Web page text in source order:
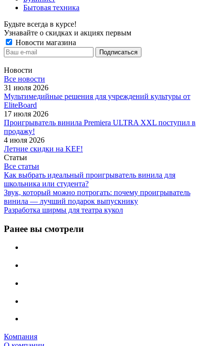
Бытовая техника
Будьте всегда в курсе!
Узнавайте о скидках и акциях первым
Новости магазина
Новости
Все новости
31 июля 2026
Мультимедийные решения для учреждений культуры от
EliteBoard
17 июля 2026
Проигрыватель винила Premiera ULTRA XXL поступил в
продажу!
4 июля 2026
Летние скидки на KEF!
Статьи
Все статьи
Как выбрать идеальный проигрыватель винила для
школьника или студента?
Звук, который можно потрогать: почему проигрыватель
винила — лучший подарок выпускнику
Разработка ширмы для театра кукол
Ранее вы смотрели
Компания